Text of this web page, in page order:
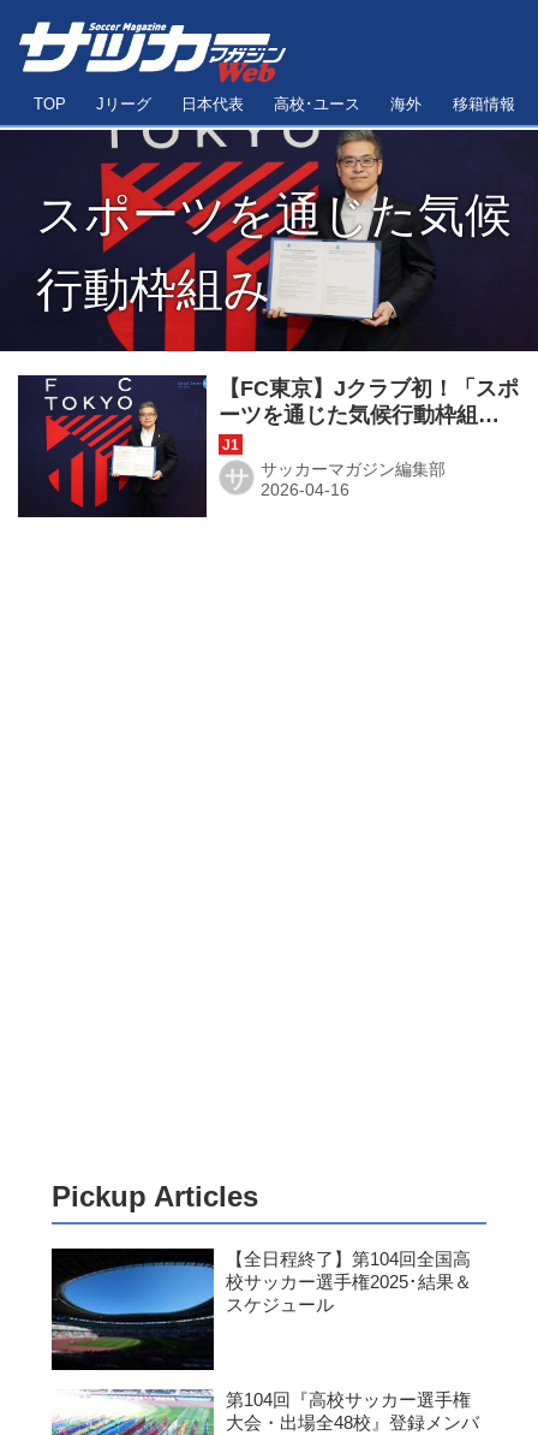
TOP Jリーグ 日本代表 高校･ユース 海外 移籍情報
スポーツを通じた気候
行動枠組み
【FC東京】Jクラブ初！「スポ
ーツを通じた気候行動枠組
み」に署名。「東京から具体
的なアクションを」と川岸滋
也社長
サ サッカーマガジン編集部
Pickup Articles
【全日程終了】第104回全国高
校サッカー選手権2025･結果＆
スケジュール
第104回『高校サッカー選手権
大会・出場全48校』登録メンバ